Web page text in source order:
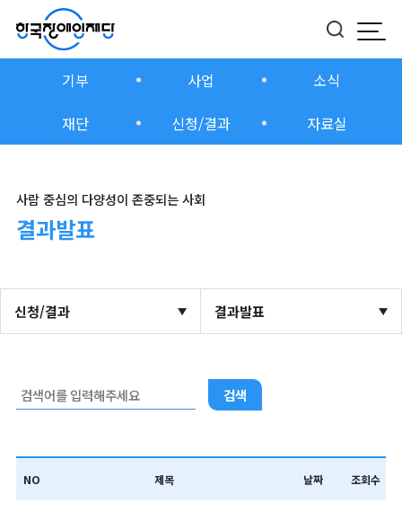
모
버튼
기부 사업
소식
재단
신청/결과 자료실
사람 중심의 다양성이 존중되는 사회
결과발표
신청/결과 결과발표
검색
NO 제목 날짜 조회수